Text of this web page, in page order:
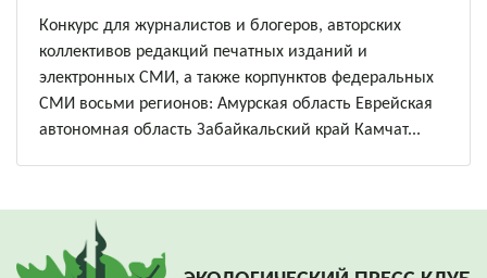
Конкурс для журналистов и блогеров, авторских
коллективов редакций печатных изданий и
электронных СМИ, а также корпунктов федеральных
СМИ восьми регионов: Амурская область Еврейская
автономная область Забайкальский край Камчат...